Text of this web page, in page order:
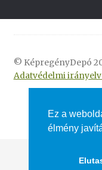
© KépregényDepó
Adatvédelmi
Ez a
élmény